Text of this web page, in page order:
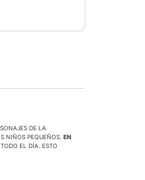
DE LA
NIÑOS PEQUEÑOS. EN
EL DÍA. ESTO